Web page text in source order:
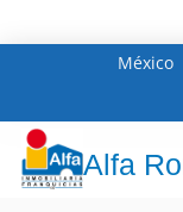
México
Alfa